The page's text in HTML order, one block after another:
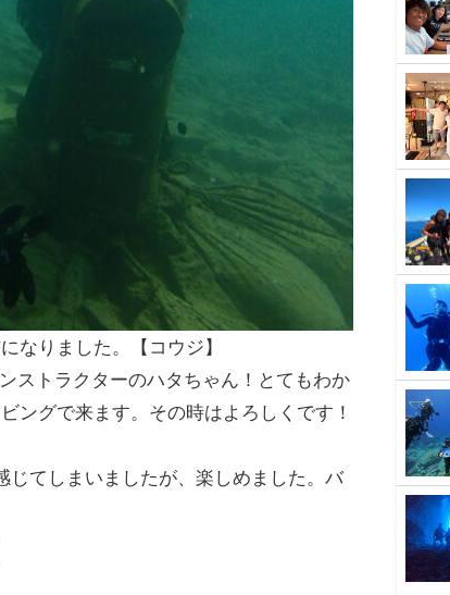
なりました。【コウジ】
ストラクターのハタちゃん！とてもわか
ングで来ます。その時はよろしくです！
じてしまいましたが、楽しめました。バ